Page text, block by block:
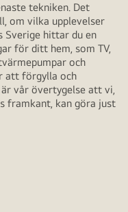
tekniken. Det
om vilka upplevelser
Sverige hittar du en
för ditt hem, som TV,
och
att förgylla och
vår övertygelse att vi,
framkant, kan göra just